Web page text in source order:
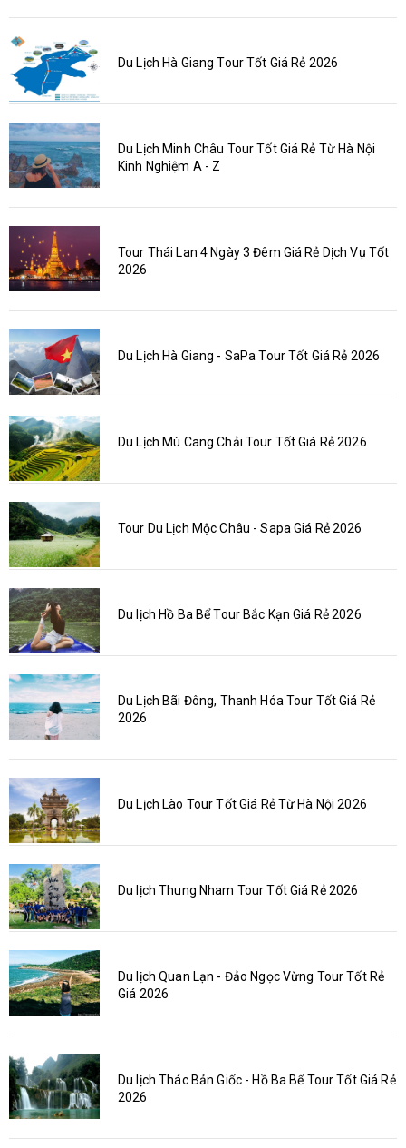
Du Lịch Hà Giang Tour Tốt Giá Rẻ 2026
Du Lịch Minh Châu Tour Tốt Giá Rẻ Từ Hà Nội
Kinh Nghiệm A - Z
Tour Thái Lan 4 Ngày 3 Đêm Giá Rẻ Dịch Vụ Tốt
2026
Du Lịch Hà Giang - SaPa Tour Tốt Giá Rẻ 2026
Du Lịch Mù Cang Chải Tour Tốt Giá Rẻ 2026
Tour Du Lịch Mộc Châu - Sapa Giá Rẻ 2026
Du lịch Hồ Ba Bể Tour Bắc Kạn Giá Rẻ 2026
Du Lịch Bãi Đông, Thanh Hóa Tour Tốt Giá Rẻ
2026
Du Lịch Lào Tour Tốt Giá Rẻ Từ Hà Nội 2026
Du lịch Thung Nham Tour Tốt Giá Rẻ 2026
Du lịch Quan Lạn - Đảo Ngọc Vừng Tour Tốt Rẻ
Giá 2026
Du lịch Thác Bản Giốc - Hồ Ba Bể Tour Tốt Giá Rẻ
2026